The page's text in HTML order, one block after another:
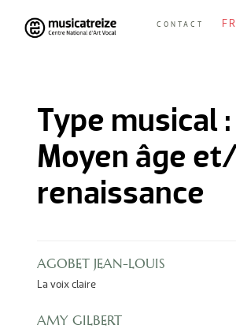
Skip
to
CONTACT FR
Type musical :
Moyen âge
renaissance
AGOBET JEAN-LOUIS
La voix claire
AMY GILBERT